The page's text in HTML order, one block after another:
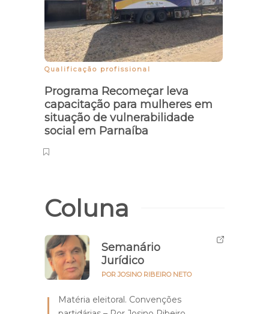
Qualificação profissional
Programa Recomeçar leva
capacitação para mulheres em
situação de vulnerabilidade
social em Parnaíba
Coluna
Semanário
Jurídico
POR JOSINO RIBEIRO NETO
Matéria eleitoral. Convenções